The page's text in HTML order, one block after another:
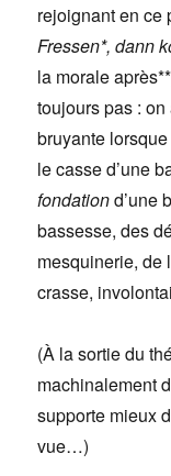
rejoignant en ce
Fressen*, dann
la morale
toujours pas :
bruyante
le casse d’une
fondationd’une
bassesse, des
mesquinerie, de
crasse,
(À la sortie du
machinalement
supporte mieux
vue…)